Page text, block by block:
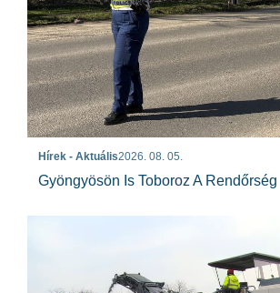
Hírek - Aktuális2026. 08. 05.
Gyöngyösön Is Toboroz A Rendőrség